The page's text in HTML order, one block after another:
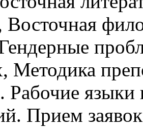
Восточная
Методика
Рабочие
Прием